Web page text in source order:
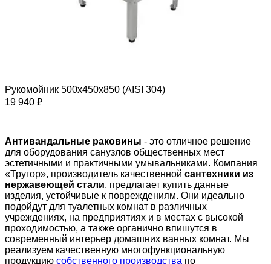
Рукомойник 500х450х850 (AISI 304)
19 940 ₽
Антивандальные раковины - это отличное решение
для оборудования санузлов общественных мест
эстетичными и практичными умывальниками. Компания
«Тругор», производитель качественной сантехники из
нержавеющей стали, предлагает купить данные
изделия, устойчивые к повреждениям. Они идеально
подойдут для туалетных комнат в различных
учреждениях, на предприятиях и в местах с высокой
проходимостью, а также органично впишутся в
современный интерьер домашних ванных комнат. Мы
реализуем качественную многофункциональную
продукцию собственного производства по